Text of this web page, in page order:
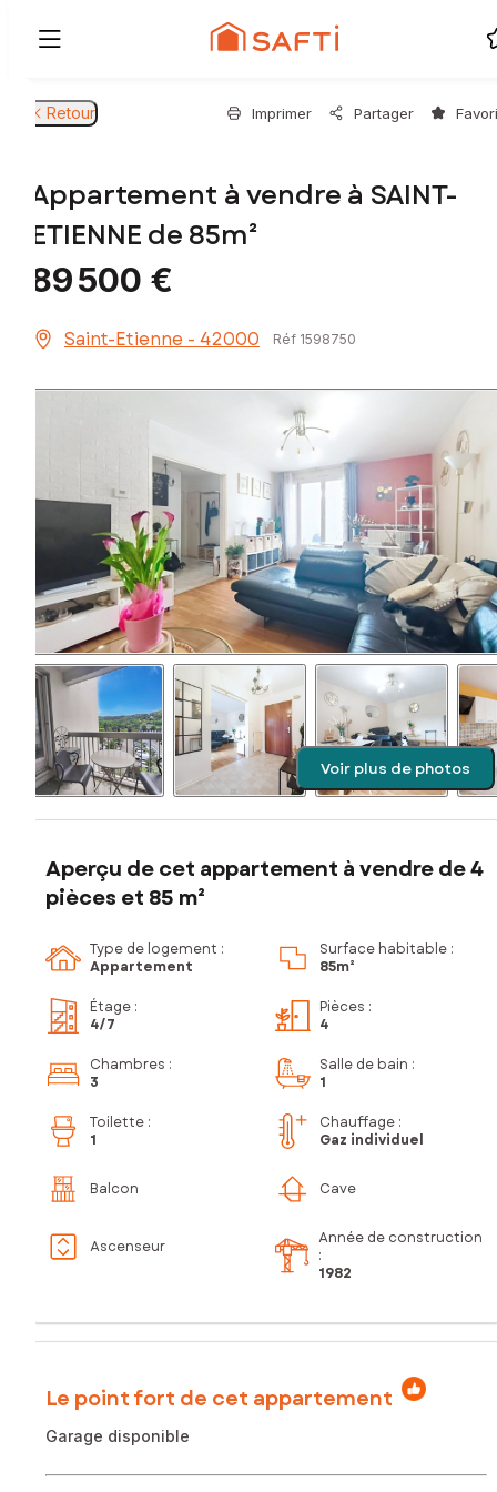
Retour Imprimer Partager
Appartement à vendre à SAINT-
ETIENNE de 85m²
89 500 €
Saint-Etienne - 42000 Réf 1598750
Voir plus de photos
Aperçu de cet appartement à vendre de 4
pièces et 85 m²
Type de logement :
Appartement
Surface habitable :
85m²
Étage :
4/7
Pièces :
4
Chambres :
3
Salle de bain :
1
Toilette :
1
Chauffage :
Gaz individuel
Balcon Cave
Ascenseur
Année de construction
:
1982
Le point fort de cet appartement
Garage disponible